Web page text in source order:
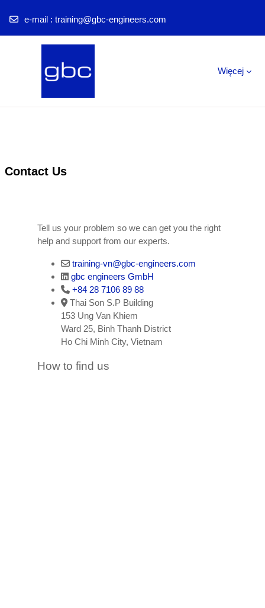
e-mail : training@gbc-engineers.com
Więcej
Contact Us
Tell us your problem so we can get you the right
help and support from our experts.
training-vn@gbc-engineers.com
gbc engineers GmbH
+84 28 7106 89 88
Thai Son S.P Building
153 Ung Van Khiem
Ward 25, Binh Thanh District
Ho Chi Minh City, Vietnam
How to find us